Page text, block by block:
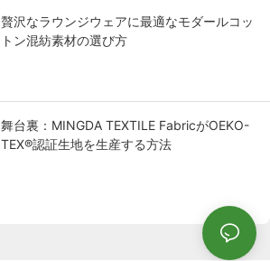
贅沢なラウンジウェアに最適なモダールコッ
トン混紡素材の選び方
舞台裏：MINGDA TEXTILE FabricがOEKO-
TEX®認証生地を生産する方法